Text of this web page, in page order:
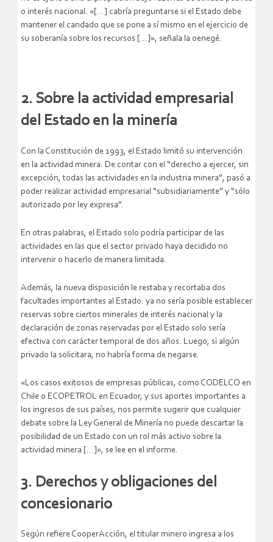
o interés nacional. «[…] cabría preguntarse si el Estado debe
mantener el candado que se pone a sí mismo en el ejercicio de
su soberanía sobre los recursos […]», señala la oenegé.
2. Sobre la actividad empresarial
del Estado en la minería
Con la Constitución de 1993, el Estado limitó su intervención
en la actividad minera. De contar con el “derecho a ejercer, sin
excepción, todas las actividades en la industria minera”, pasó a
poder realizar actividad empresarial “subsidiariamente” y “sólo
autorizado por ley expresa”.
En otras palabras, el Estado solo podría participar de las
actividades en las que el sector privado haya decidido no
intervenir o hacerlo de manera limitada.
Además, la nueva disposición le restaba y recortaba dos
facultades importantes al Estado: ya no sería posible establecer
reservas sobre ciertos minerales de interés nacional y la
declaración de zonas reservadas por el Estado solo sería
efectiva con carácter temporal de dos años. Luego, si algún
privado la solicitara, no habría forma de negarse.
«Los casos exitosos de empresas públicas, como CODELCO en
Chile o ECOPETROL en Ecuador, y sus aportes importantes a
los ingresos de sus países, nos permite sugerir que cualquier
debate sobre la Ley General de Minería no puede descartar la
posibilidad de un Estado con un rol más activo sobre la
actividad minera […]», se lee en el informe.
3. Derechos y obligaciones del
concesionario
Según refiere CooperAcción, el titular minero ingresa a los